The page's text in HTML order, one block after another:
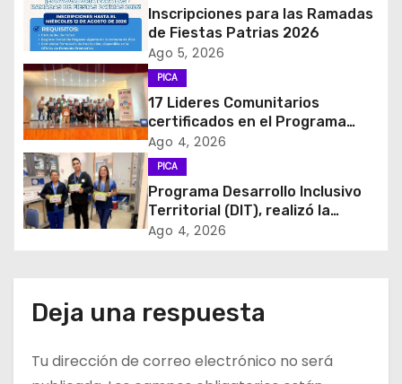
a
c
i
ó
n
d
n
t
Inscripciones para las Ramadas
de Fiestas Patrias 2026
Ago 5, 2026
PICA
17 Lideres Comunitarios
certificados en el Programa
MÁS AMA
Ago 4, 2026
PICA
Programa Desarrollo Inclusivo
Territorial (DIT), realizó la
entrega de Cajas de Regulación
Ago 4, 2026
Deja una respuesta
Tu dirección de correo electrónico no será